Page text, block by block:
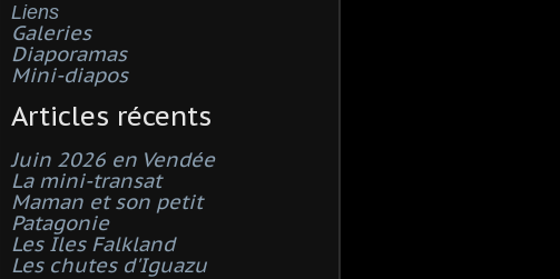
Liens
Galeries
Diaporamas
Mini-diapos
Articles récents
Juin 2026 en Vendée
La mini-transat
Maman et son petit
Patagonie
Les Iles Falkland
Les chutes d'Iguazu